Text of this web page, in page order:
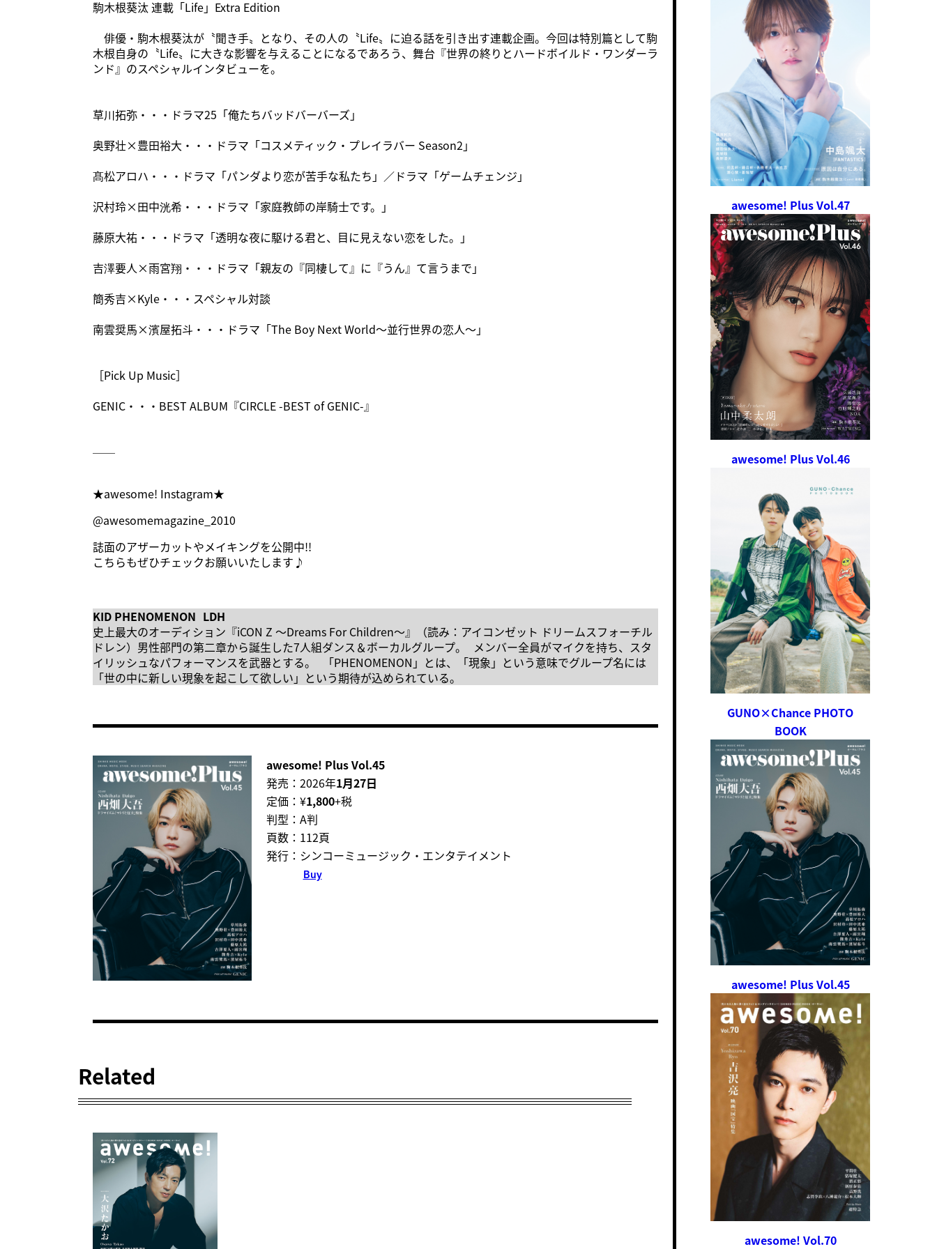
駒木根葵汰 連載「Life」Extra Edition
俳優・駒木根葵汰が〝聞き手〟となり、その人の〝Life〟に迫る話を引き出す連載企画。今回は特別篇として駒
木根自身の〝Life〟に大きな影響を与えることになるであろう、舞台『世界の終りとハードボイルド・ワンダーラ
ンド』のスペシャルインタビューを。
草川拓弥・・・ドラマ25「俺たちバッドバーバーズ」
奥野壮×豊田裕大・・・ドラマ「コスメティック・プレイラバー Season2」
髙松アロハ・・・ドラマ「パンダより恋が苦手な私たち」／ドラマ「ゲームチェンジ」
沢村玲×田中洸希・・・ドラマ「家庭教師の岸騎士です。」
藤原大祐・・・ドラマ「透明な夜に駆ける君と、目に見えない恋をした。」
吉澤要人×雨宮翔・・・ドラマ「親友の『同棲して』に『うん』て言うまで」
簡秀吉×Kyle・・・スペシャル対談
南雲奨馬×濱屋拓斗・・・ドラマ「The Boy Next World～並行世界の恋人～」
［Pick Up Music］
GENIC・・・BEST ALBUM『CIRCLE -BEST of GENIC-』
★awesome! Instagram★
@awesomemagazine_2010
誌面のアザーカットやメイキングを公開中!!
こちらもぜひチェックお願いいたします♪
KID PHENOMENON LDH
史上最大のオーディション『iCON Z ～Dreams For Children～』（読み：アイコンゼット ドリームスフォーチル
ドレン）男性部門の第二章から誕生した7人組ダンス＆ボーカルグループ。 メンバー全員がマイクを持ち、スタ
イリッシュなパフォーマンスを武器とする。 「PHENOMENON」とは、「現象」という意味でグループ名には
「世の中に新しい現象を起こして欲しい」という期待が込められている。
awesome! Plus Vol.45
発売：2026年1月27日
定価：¥1,800+税
判型：A判
頁数：112頁
発行：シンコーミュージック・エンタテイメント
Buy
Related
awesome! Plus Vol.47
awesome! Plus Vol.46
GUNO×Chance PHOTO
BOOK
awesome! Plus Vol.45
awesome! Vol.70